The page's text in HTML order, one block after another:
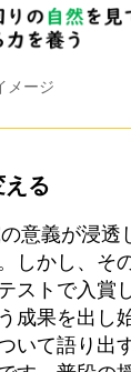
メージ
る
意義が浸透
しかし、そ
ストで入賞
成果を出し
いて語り出